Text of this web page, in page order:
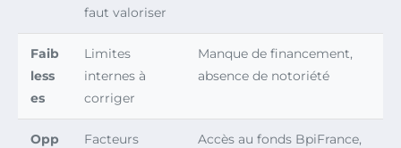
faut valoriser
Faib
less
es
Limites
internes à
corriger
Manque de financement,
absence de notoriété
Opp
Facteurs
Accès au fonds BpiFrance,